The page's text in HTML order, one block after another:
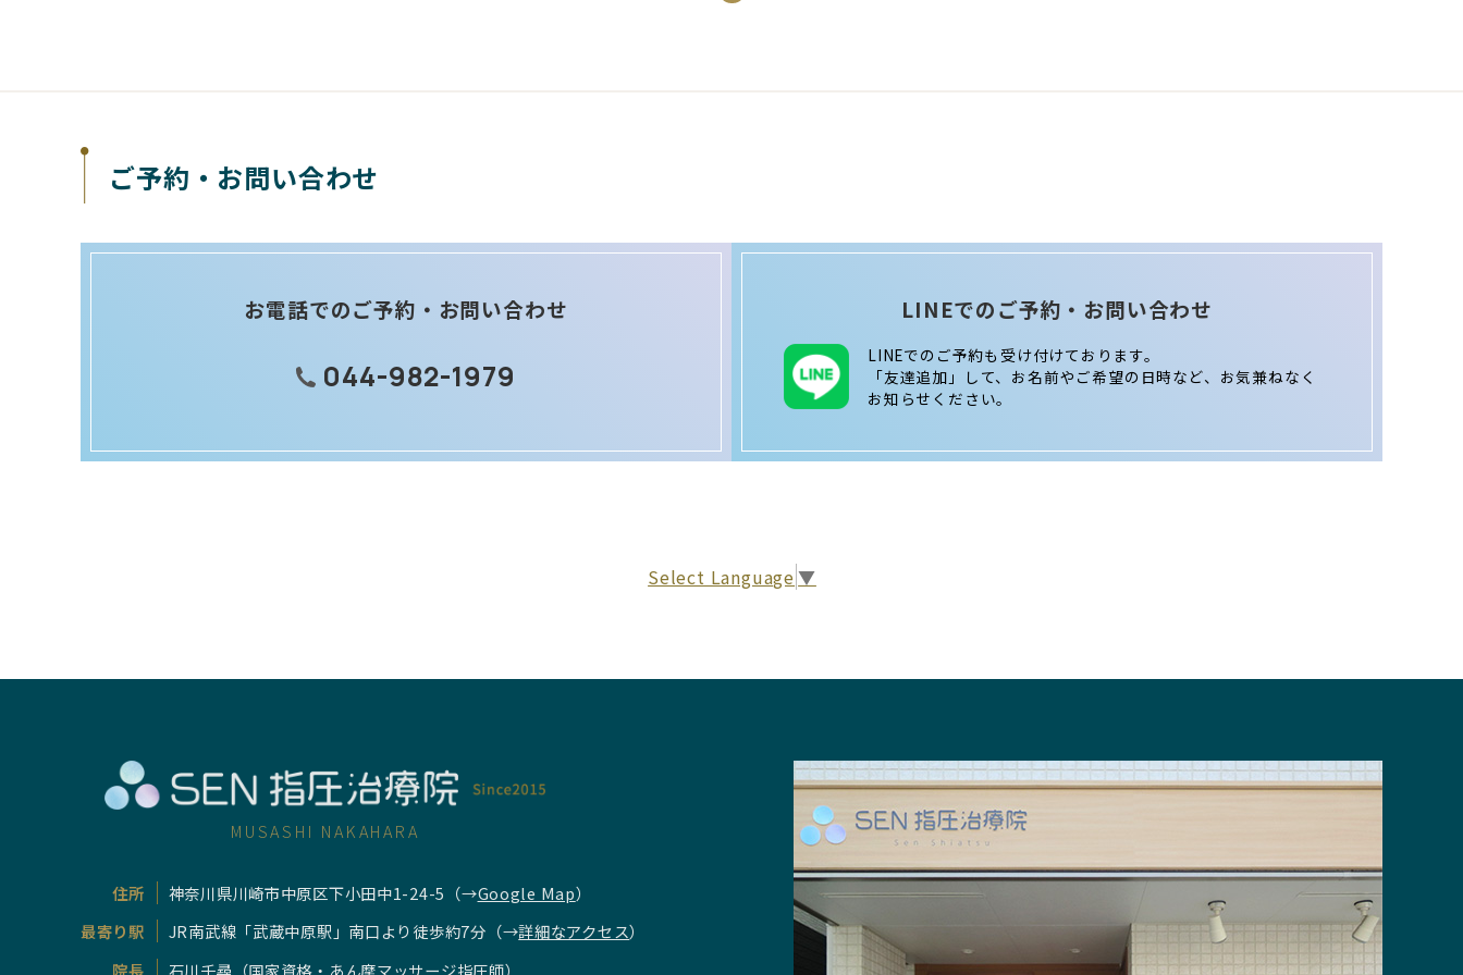
ご予約・お問い合わせ
お電話でのご予約・お問い合わせ
044-982-1979
LINEでのご予約・お問い合わせ
LINEでのご予約も受け付けております。
「友達追加」して、お名前やご希望の日時など、お気兼ねなく
お知らせください。
Select Language▼
MUSASHI NAKAHARA
住所 神奈川県川崎市中原区下小田中1-24-5 （→Google Map）
最寄り駅
JR南武線「武蔵中原駅」南口より徒歩約7分 （→詳細なアクセス）
院長
石川千尋 （国家資格・あん摩マッサージ指圧師）